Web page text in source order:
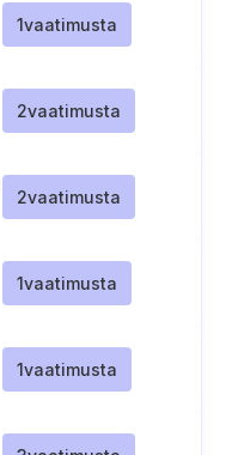
1vaatimusta
2vaatimusta
2vaatimusta
1vaatimusta
1vaatimusta